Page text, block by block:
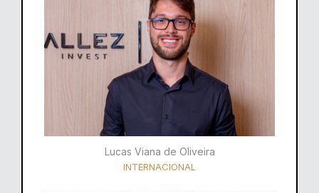
Lucas Viana de Oliveira
INTERNACIONAL